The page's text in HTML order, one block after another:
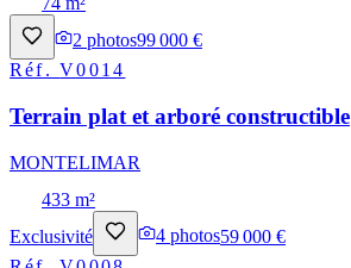
2 photos99 000 €
Réf.V0014
Terrain plat et arboré constructible
MONTELIMAR
433 m²
Exclusivité
4 photos59 000 €